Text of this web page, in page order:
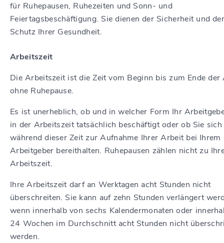
für Ruhepausen, Ruhezeiten und Sonn- und
Feiertagsbeschäftigung. Sie dienen der Sicherheit und
Schutz Ihrer Gesundheit.
Arbeitszeit
Die Arbeitszeit ist die Zeit vom Beginn bis zum Ende der
ohne Ruhepause.
Es ist unerheblich, ob und in welcher Form Ihr
in der Arbeitszeit tatsächlich beschäftigt oder ob Sie sich
während dieser Zeit zur Aufnahme Ihrer Arbeit bei Ihrem
Arbeitgeber bereithalten. Ruhepausen zählen nicht zu
Arbeitszeit.
Ihre Arbeitszeit darf an Werktagen acht Stunden nicht
überschreiten. Sie kann auf zehn Stunden verlängert
wenn innerhalb von sechs Kalendermonaten oder
24 Wochen im Durchschnitt acht Stunden nicht
werden.